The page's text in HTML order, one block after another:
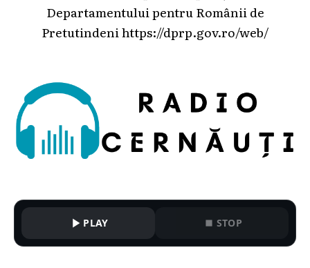
Departamentului pentru Românii de
Pretutindeni https://dprp.gov.ro/web/
PLAY STOP